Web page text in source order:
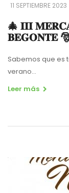
11 SEPTIEMBRE 2023
🎄 𝐈𝐈𝐈
𝐁𝐄𝐆𝐎𝐍𝐓𝐄
Sabemos que es
verano...
Leer más